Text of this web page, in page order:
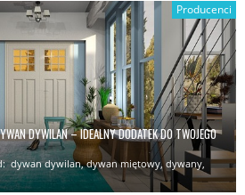
Producenci
DYWILAN – IDEALNY DODATEK DO TWOJEGO
dywan dywilan,dywan miętowy,dywany